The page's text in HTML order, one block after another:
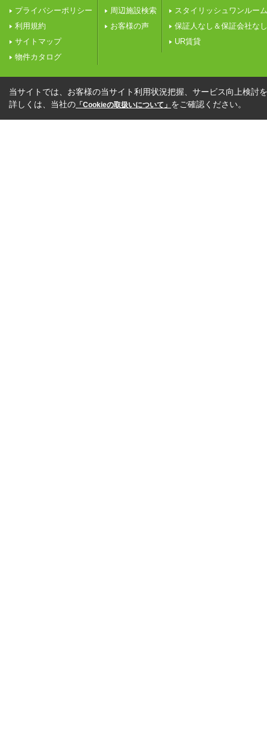
プライバシーポリシー
利用規約
サイトマップ
物件カタログ
周辺施設検索
お客様の声
スタイリッシュワンルーム
保証人なし＆保証会社なし
UR賃貸
当サイトでは、お客様の当サイト利用状況把握、サービス向上検討
詳しくは、当社の 「Cookieの取扱いについて」 をご確認ください。